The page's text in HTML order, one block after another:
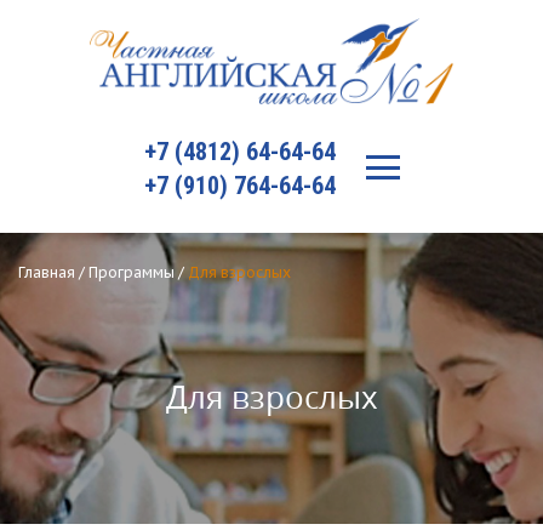
+7 (4812) 64-64-64
+7 (910) 764-64-64
Главная / Программы / Для взрослых
Для взрослых